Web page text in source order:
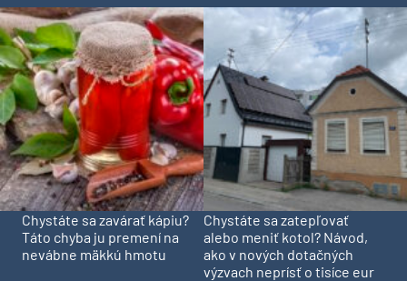
Chystáte sa zavárať kápiu?
Táto chyba ju premení na
nevábne mäkkú hmotu
Chystáte sa zatepľovať
alebo meniť kotol? Návod,
ako v nových dotačných
výzvach neprísť o tisíce eur